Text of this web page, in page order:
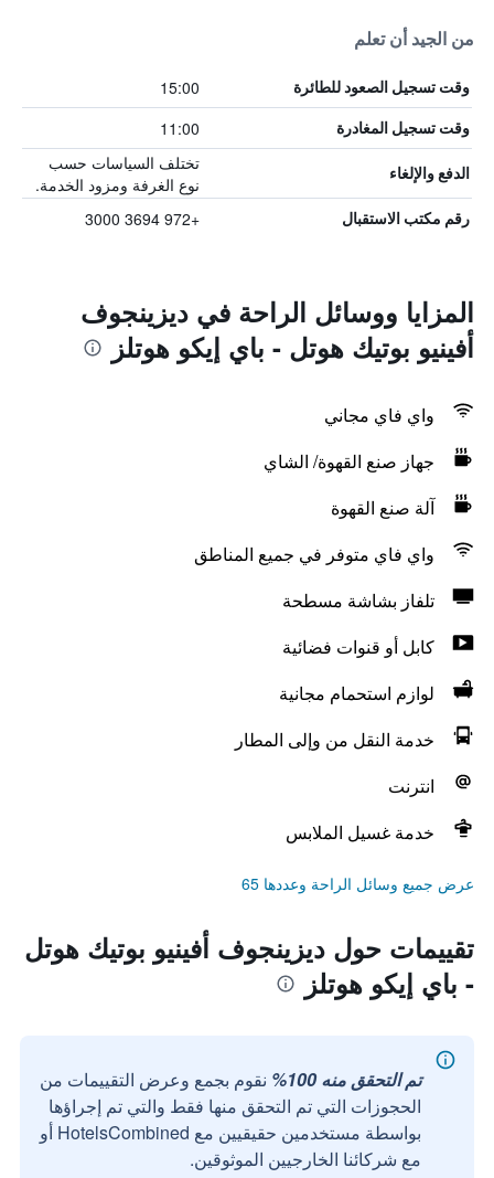
من الجيد أن تعلم
وقت تسجيل الصعود للطائرة 15:00
وقت تسجيل المغادرة 11:00
الدفع والإلغاء
تختلف السياسات حسب
نوع الغرفة ومزود الخدمة.
رقم مكتب الاستقبال +972 3694 3000
المزايا ووسائل الراحة في ديزينجوف
أفينيو بوتيك هوتل - باي إيكو هوتلز
واي فاي مجاني
جهاز صنع القهوة/ الشاي
آلة صنع القهوة
واي فاي متوفر في جميع المناطق
تلفاز بشاشة مسطحة
كابل أو قنوات فضائية
لوازم استحمام مجانية
خدمة النقل من وإلى المطار
انترنت
خدمة غسيل الملابس
عرض جميع وسائل الراحة وعددها 65
تقييمات حول ديزينجوف أفينيو بوتيك هوتل
- باي إيكو هوتلز
تم التحقق منه 100%
نقوم بجمع وعرض التقييمات من
الحجوزات التي تم التحقق منها فقط والتي تم إجراؤها
بواسطة مستخدمين حقيقيين مع HotelsCombined أو
مع شركائنا الخارجيين الموثوقين.